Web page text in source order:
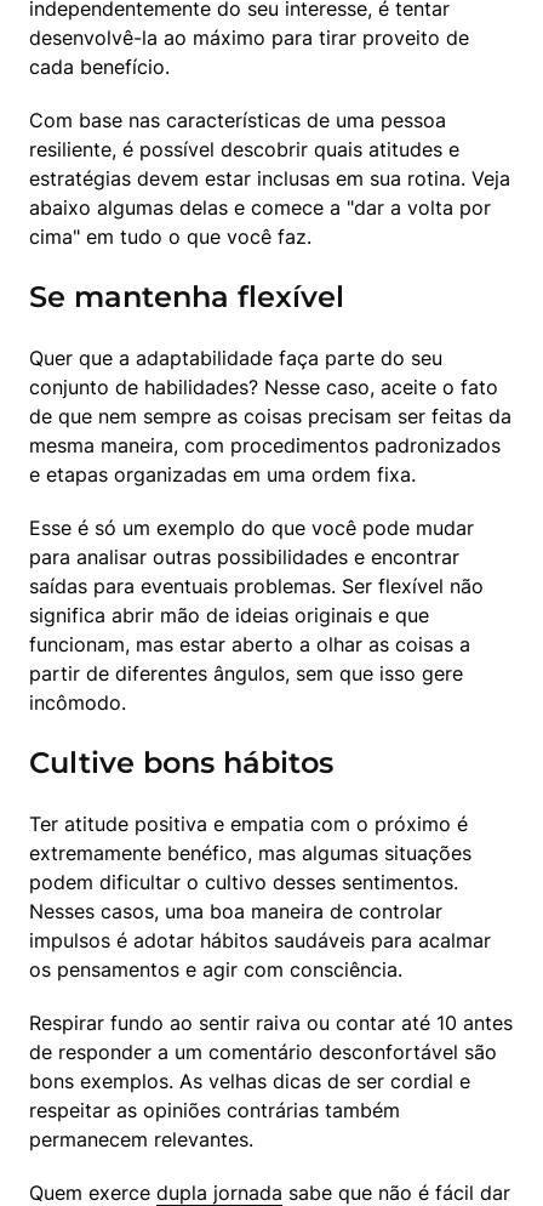
independentemente do seu interesse, é tentar
desenvolvê-la ao máximo para tirar proveito de
cada benefício.
Com base nas características de uma pessoa
resiliente, é possível descobrir quais atitudes e
estratégias devem estar inclusas em sua rotina. Veja
abaixo algumas delas e comece a "dar a volta por
cima" em tudo o que você faz.
Se mantenha flexível
Quer que a adaptabilidade faça parte do seu
conjunto de habilidades? Nesse caso, aceite o fato
de que nem sempre as coisas precisam ser feitas da
mesma maneira, com procedimentos padronizados
e etapas organizadas em uma ordem fixa.
Esse é só um exemplo do que você pode mudar
para analisar outras possibilidades e encontrar
saídas para eventuais problemas. Ser flexível não
significa abrir mão de ideias originais e que
funcionam, mas estar aberto a olhar as coisas a
partir de diferentes ângulos, sem que isso gere
incômodo.
Cultive bons hábitos
Ter atitude positiva e empatia com o próximo é
extremamente benéfico, mas algumas situações
podem dificultar o cultivo desses sentimentos.
Nesses casos, uma boa maneira de controlar
impulsos é adotar hábitos saudáveis para acalmar
os pensamentos e agir com consciência.
Respirar fundo ao sentir raiva ou contar até 10 antes
de responder a um comentário desconfortável são
bons exemplos. As velhas dicas de ser cordial e
respeitar as opiniões contrárias também
permanecem relevantes.
Quem exerce dupla jornada sabe que não é fácil dar